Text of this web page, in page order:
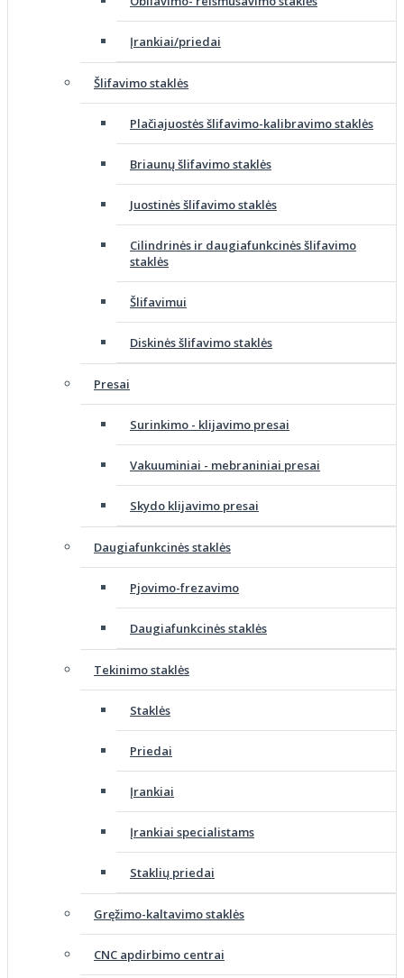
Įrankiai/priedai
Šlifavimo staklės
Plačiajuostės šlifavimo-kalibravimo staklės
Briaunų šlifavimo staklės
Juostinės šlifavimo staklės
Cilindrinės ir daugiafunkcinės šlifavimo
staklės
Šlifavimui
Diskinės šlifavimo staklės
Presai
Surinkimo - klijavimo presai
Vakuuminiai - mebraniniai presai
Skydo klijavimo presai
Daugiafunkcinės staklės
Pjovimo-frezavimo
Daugiafunkcinės staklės
Tekinimo staklės
Staklės
Priedai
Įrankiai
Įrankiai specialistams
Staklių priedai
Gręžimo-kaltavimo staklės
CNC apdirbimo centrai